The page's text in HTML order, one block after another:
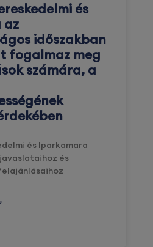
és
az
időszakban
fogalmaz meg
számára, a
és Iparkamara
és